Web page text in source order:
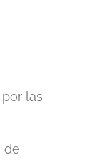
las
de